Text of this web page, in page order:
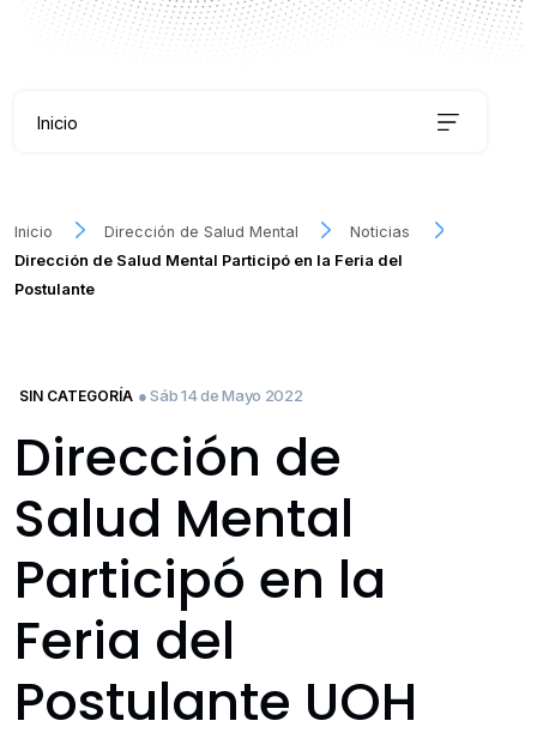
FILTRAR INFORMACIÓN
Inicio
Servicios
Cuidémonos
Contactos y Emergencias
UOH 360º
Inicio Dirección de Salud Mental
Noticias
Dirección de Salud Mental Participó en la Feria del
Postulante
SIN CATEGORÍA ● Sáb 14 de Mayo 2022
Dirección de
Salud Mental
Participó en la
Feria del
Postulante UOH